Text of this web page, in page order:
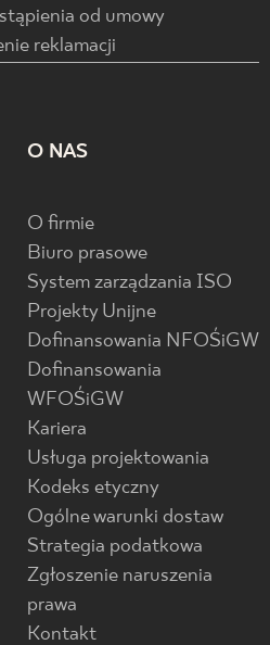
od umowy
reklamacji
O NAS
O firmie
Biuro prasowe
System zarządzania ISO
Projekty Unijne
Dofinansowania NFOŚiGW
Dofinansowania
WFOŚiGW
Kariera
Usługa projektowania
Kodeks etyczny
Ogólne warunki dostaw
Strategia podatkowa
Zgłoszenie naruszenia
prawa
Kontakt